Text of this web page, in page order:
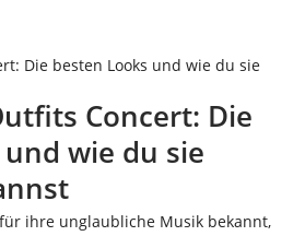
Die besten Looks und wie du sie
Concert: Die
wie du sie
ihre unglaubliche Musik bekannt,